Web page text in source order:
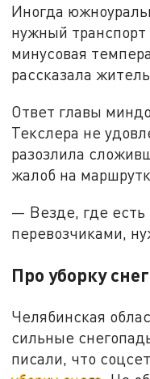
Иногда
нужный
минусовая
рассказала
Ответ главы
Текслера не
разозлила
жалоб на
— Везде, где
перевозчиками,
Про уборку
Челябинская
сильные
писали, что